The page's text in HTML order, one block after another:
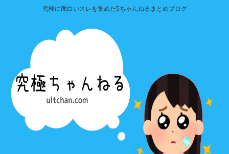
究極に面白いスレを集めた5ちゃんねるまとめブログ